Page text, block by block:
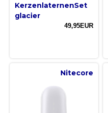
KerzenlaternenSet
glacier
49,95EUR
Nitecore